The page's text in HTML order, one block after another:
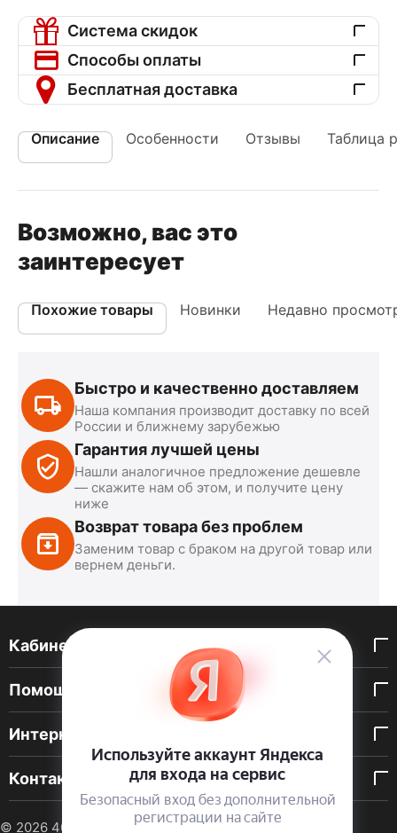
Система скидок
Способы оплаты
Бесплатная доставка
Описание Особенности Отзывы Таблица
Возможно, вас это
заинтересует
Похожие товары Новинки Недавно
Быстро и качественно доставляем
Наша компания производит доставку по всей
России и ближнему зарубежью
Гарантия лучшей цены
Нашли аналогичное предложение дешевле
— скажите нам об этом, и получите цену
ниже
Возврат товара без проблем
Заменим товар с браком на другой товар или
вернем деньги.
Кабинет покупателя
Помощь покупателю
Интернет-магазин
Контакты
© 2026 40 DEN. Интернет-магазин